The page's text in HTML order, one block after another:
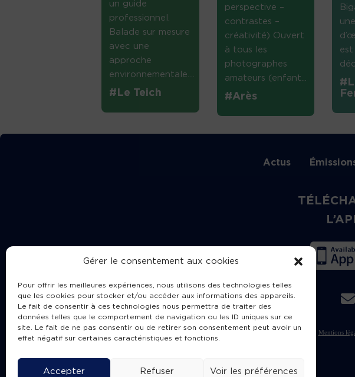
Gérer le consentement aux cookies
Pour offrir les meilleures expériences, nous utilisons des technologies telles
que les cookies pour stocker et/ou accéder aux informations des appareils.
Le fait de consentir à ces technologies nous permettra de traiter des
données telles que le comportement de navigation ou les ID uniques sur ce
site. Le fait de ne pas consentir ou de retirer son consentement peut avoir un
effet négatif sur certaines caractéristiques et fonctions.
Accepter Refuser Voir les préférences
un guide
professionnel.
Balade sur mesure
avec une
approche
environnementale....
#Le Teich
perspective –
contrastes –
créativité) Ouvert
à tous les
photographes
amateurs (enfant...
#Arès
est
Actus
Charte de publication Mentions